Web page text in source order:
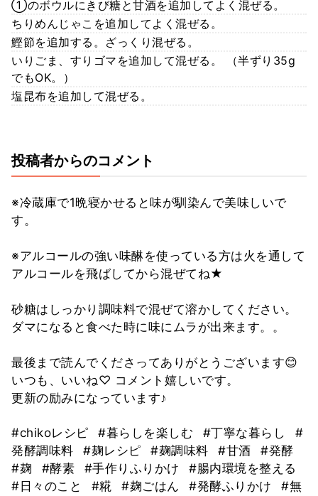
①のボウルにきび糖と甘酒を追加してよく混ぜる。
ちりめんじゃこを追加してよく混ぜる。
鰹節を追加する。ざっくり混ぜる。
いりごま、すりゴマを追加して混ぜる。 （半ずり35g
でもOK。）
塩昆布を追加して混ぜる。
投稿者からのコメント
※冷蔵庫で1晩寝かせると味が馴染んで美味しいで
す。
※アルコールの強い味醂を使っている方は火を通して
アルコールを飛ばしてから混ぜてね★
砂糖はしっかり調味料で混ぜて溶かしてください。
ダマになると食べた時に味にムラが出来ます。。
最後まで読んでくださってありがとうございます😊
いつも、いいね♡ コメント嬉しいです。
更新の励みになっています♪
#chikoレシピ #暮らしを楽しむ #丁寧な暮らし
#
発酵調味料
#麹レシピ #麹調味料 #甘酒
#発酵
#麹
#酵素 #手作りふりかけ
#腸内環境を整える
#日々のこと
#糀 #麹ごはん #発酵ふりかけ
#無